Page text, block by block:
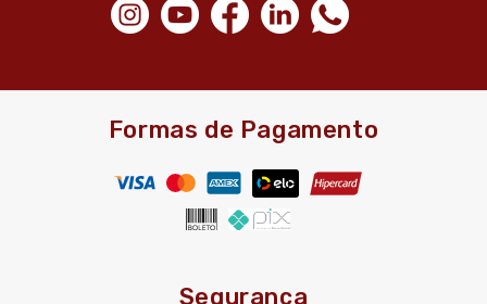
Formas de Pagamento
Segurança